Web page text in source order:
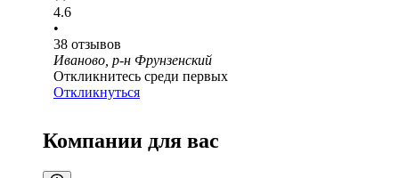
4.6
•
38 отзывов
Иваново, р-н Фрунзенский
Откликнитесь среди первых
Откликнуться
Компании для вас